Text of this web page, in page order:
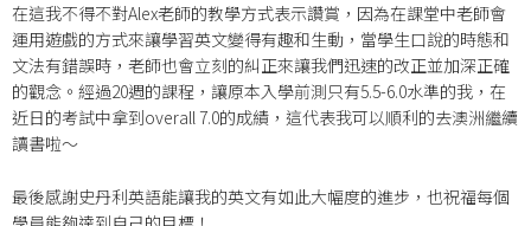
在這我不得不對Alex老師的教學方式表示讚賞，因為在課堂中老師會
運用遊戲的方式來讓學習英文變得有趣和生動，當學生口說的時態和
文法有錯誤時，老師也會立刻的糾正來讓我們迅速的改正並加深正確
的觀念。經過20週的課程，讓原本入學前測只有5.5-6.0水準的我，在
近日的考試中拿到overall 7.0的成績，這代表我可以順利的去澳洲繼續
讀書啦～
最後感謝史丹利英語能讓我的英文有如此大幅度的進步，也祝福每個